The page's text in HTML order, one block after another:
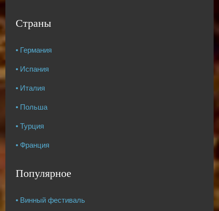
Страны
• Германия
• Испания
• Италия
• Польша
• Турция
• Франция
Популярное
• Винный фестиваль